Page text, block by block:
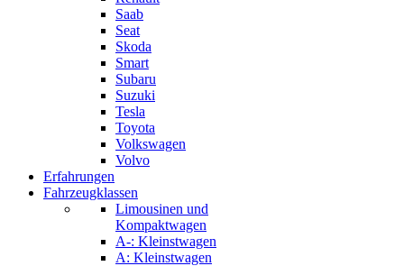
Saab
Seat
Skoda
Smart
Subaru
Suzuki
Tesla
Toyota
Volkswagen
Volvo
Erfahrungen
Fahrzeugklassen
Limousinen und
Kompaktwagen
A-: Kleinstwagen
A: Kleinstwagen